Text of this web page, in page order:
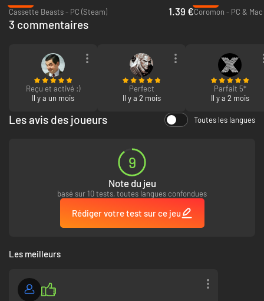
transforment radicalement la façon de jouer de chaque Voidling. Crée et
choisis le bon Voidling pour chaque défi.
Fais passer tes Voidlings au niveau supérieur et attribue des points pour
Cassette Beasts - PC (Steam)
1.39 €Coromon - PC &
3 commentaires
Reçu et activé :)
Il y a un mois
Perfect
Il y a 2 mois
Parfait 5*
Il y a 2 mois
Les avis des joueurs Toutes les langues
9
Note du jeu
basé sur 10 tests, toutes langues confondues
Rédiger votre test sur ce jeu
Les meilleurs